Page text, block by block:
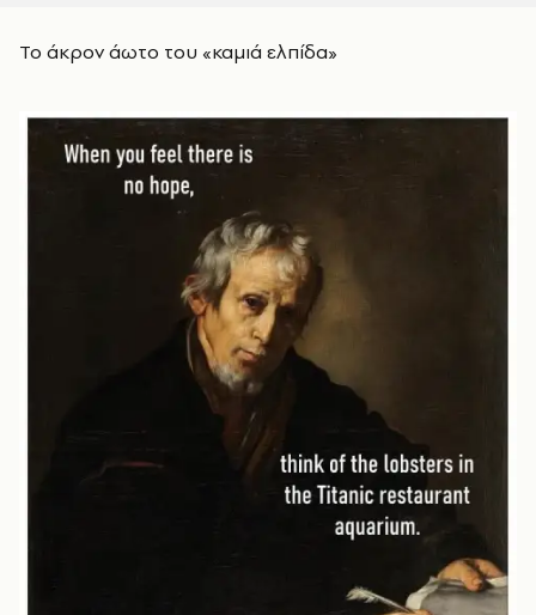
Το άκρον άωτο του «καμιά ελπίδα»